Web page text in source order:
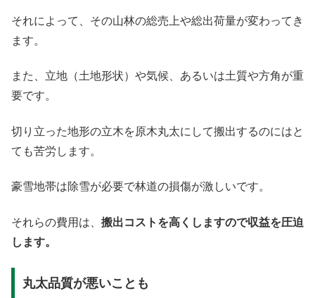
それによって、その山林の総売上や総出荷量が変わってき
ます。
また、立地（土地形状）や気候、あるいは土質や方角が重
要です。
切り立った地形の立木を原木丸太にして搬出するのにはと
ても苦労します。
豪雪地帯は除雪が必要で林道の損傷が激しいです。
それらの費用は、 搬出コストを高くしますので収益を圧迫
します。
丸太品質が悪いことも